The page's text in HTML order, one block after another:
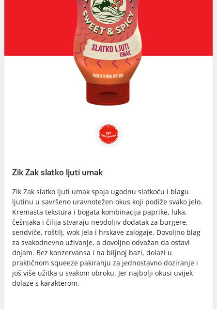
Zik Zak slatko ljuti umak
Zik Zak slatko ljuti umak spaja ugodnu slatkoću i blagu
ljutinu u savršeno uravnotežen okus koji podiže svako jelo.
Kremasta tekstura i bogata kombinacija paprike, luka,
češnjaka i čilija stvaraju neodoljiv dodatak za burgere,
sendviče, roštilj, wok jela i hrskave zalogaje. Dovoljno blag
za svakodnevno uživanje, a dovoljno odvažan da ostavi
dojam. Bez konzervansa i na biljnoj bazi, dolazi u
praktičnom squeeze pakiranju za jednostavno doziranje i
još više užitka u svakom obroku. Jer najbolji okusi uvijek
dolaze s karakterom.